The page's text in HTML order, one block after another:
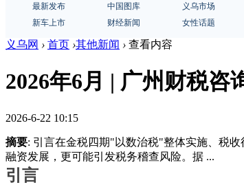
最新发布 中国图库 义乌市场
新车上市
财经新闻 女性话题
义乌网 › 首页 ›其他新闻 › 查看内容
2026年6月 | 广州财税咨
2026-6-22 10:15
摘要: 引言在金税四期"以数治税"整体实施、税
融资发展，更可能引发税务稽查风险。据 ...
引言